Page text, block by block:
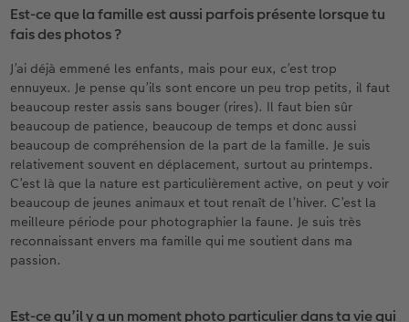
Est-ce que la famille est aussi parfois présente lorsque tu
fais des photos ?
J’ai déjà emmené les enfants, mais pour eux, c’est trop
ennuyeux. Je pense qu’ils sont encore un peu trop petits, il faut
beaucoup rester assis sans bouger (rires). Il faut bien sûr
beaucoup de patience, beaucoup de temps et donc aussi
beaucoup de compréhension de la part de la famille. Je suis
relativement souvent en déplacement, surtout au printemps.
C’est là que la nature est particulièrement active, on peut y voir
beaucoup de jeunes animaux et tout renaît de l’hiver. C’est la
meilleure période pour photographier la faune. Je suis très
reconnaissant envers ma famille qui me soutient dans ma
passion.
Est-ce qu’il y a un moment photo particulier dans ta vie qui